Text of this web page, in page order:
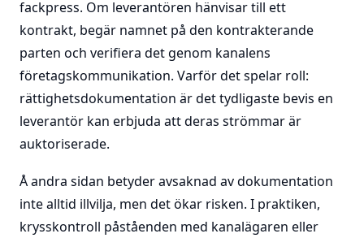
fackpress. Om leverantören hänvisar till ett
kontrakt, begär namnet på den kontrakterande
parten och verifiera det genom kanalens
företagskommunikation. Varför det spelar roll:
rättighetsdokumentation är det tydligaste bevis en
leverantör kan erbjuda att deras strömmar är
auktoriserade.
Å andra sidan betyder avsaknad av dokumentation
inte alltid illvilja, men det ökar risken. I praktiken,
krysskontroll påståenden med kanalägaren eller